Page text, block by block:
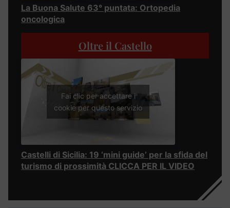
La Buona Salute 63° puntata: Ortopedia
oncologica
Oltre il Castello
Fai clic per accettare i
cookie per questo servizio
Castelli di Sicilia: 19 ‘mini guide’ per la sfida del
turismo di prossimità CLICCA PER IL VIDEO